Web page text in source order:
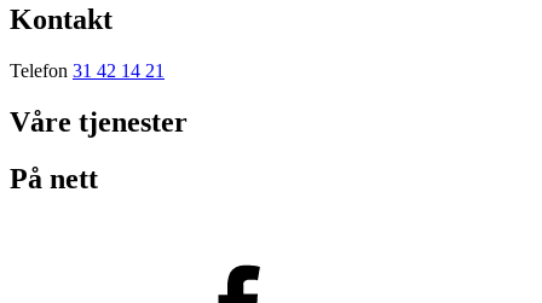
Kontakt
Telefon 31 42 14 21
Våre tjenester
På nett